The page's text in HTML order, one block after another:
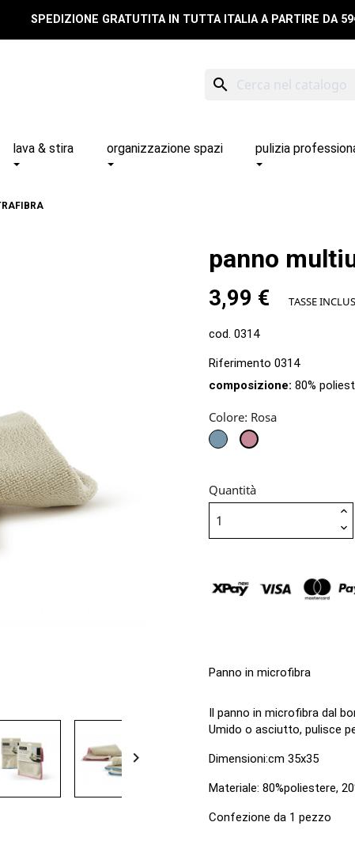
SPEDIZIONE GRATUTITA IN TUTTA ITALIA A PARTIRE DA
search
lava & stira organizzazione spazi pulizia

panno
3,99 € TASSE
cod. 0314
Riferimento 0314
composizione: 80%
Colore: Rosa
AzzurroRosa
Quantità
Panno in microfibra
Il panno in microfibra dal
Umido o asciutto, pulisce
Dimensioni:cm 35x35
Materiale: 80%poliestere,
Confezione da 1 pezzo